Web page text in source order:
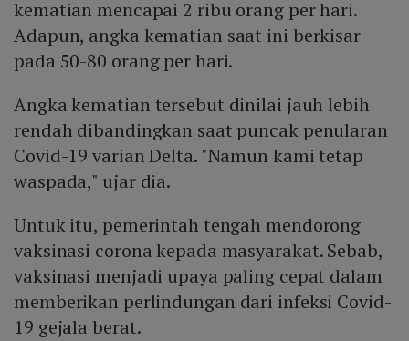
kematian mencapai 2 ribu orang per hari.
Adapun, angka kematian saat ini berkisar
pada 50-80 orang per hari.
Angka kematian tersebut dinilai jauh lebih
rendah dibandingkan saat puncak penularan
Covid-19 varian Delta. "Namun kami tetap
waspada," ujar dia.
Untuk itu, pemerintah tengah mendorong
vaksinasi corona kepada masyarakat. Sebab,
vaksinasi menjadi upaya paling cepat dalam
memberikan perlindungan dari infeksi Covid-
19 gejala berat.